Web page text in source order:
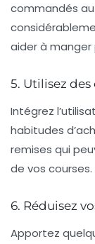
commandés
aider à manger
5. Utilisez
Intégrez
habitudes
remises qui
de vos courses.
6. Réduisez
Apportez